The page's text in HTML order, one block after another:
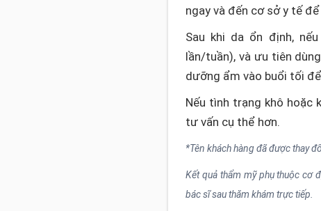
ngay và đến cơ sở y tế
Sau khi da ổn định,
lần/tuần), và ưu tiên
dưỡng ẩm vào buổi tối
Nếu tình trạng khô hoặc
tư vấn cụ thể hơn.
*Tên khách hàng đã được thay
Kết quả thẩm mỹ phụ thuộc cơ
bác sĩ sau thăm khám trực tiếp.